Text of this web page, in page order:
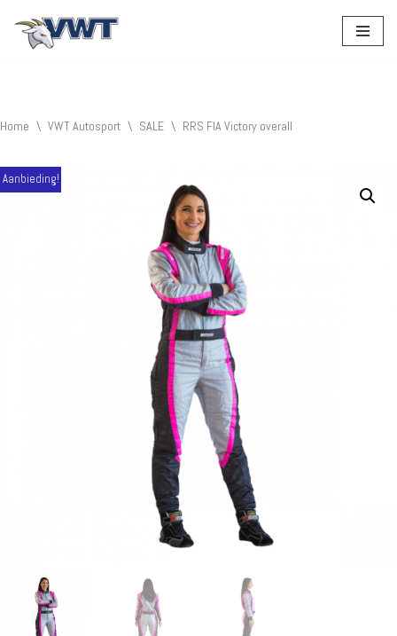
Home \ VWT Autosport \ SALE \ RRS FIA Victory overall
Aanbieding!